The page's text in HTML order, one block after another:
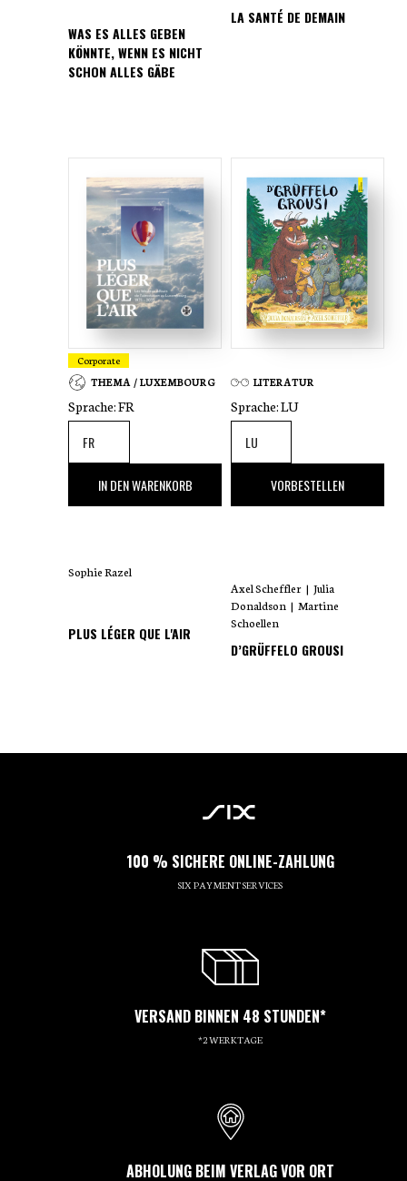
WAS ES ALLES GEBEN
KÖNNTE, WENN ES NICHT
SCHON ALLES GÄBE
LA SANTÉ DE DEMAIN
Corporate
THEMA / LUXEMBOURG
Sprache:FR
,00 €
IN DEN WARENKORB
Sophie Razel
PLUS LÉGER QUE L'AIR
LITERATUR
Sprache:LU
,00 €VORBESTELLEN
Axel Scheffler | Julia
Donaldson | Martine
Schoellen
D’GRÜFFELO GROUSI
100 % SICHERE ONLINE-ZAHLUNG
SIX PAYMENT SERVICES
VERSAND BINNEN 48 STUNDEN*
*2 WERKTAGE
ABHOLUNG BEIM VERLAG VOR ORT